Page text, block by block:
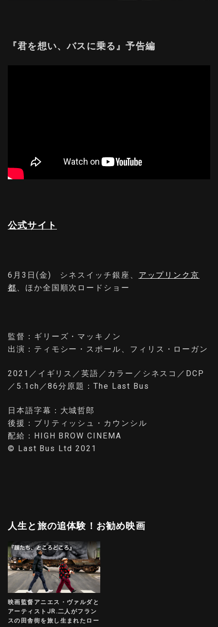
『君を想い、バスに乗る』予告編
公式サイト
6月3日(金) シネスイッチ銀座、 アップリンク京
都
、ほか全国順次ロードショー
監督：ギリーズ・マッキノン
出演：ティモシー・スポール、フィリス・ローガン
2021／イギリス／英語／カラー／シネスコ／DCP
／5.1ch／86分原題：The Last Bus
日本語字幕：大城哲郎
後援：ブリティッシュ・カウンシル
配給：HIGH BROW CINEMA
© Last Bus Ltd 2021
人生と旅の追体験！お勧め映画
映画監督アニエス・ヴァルダと
アーティストJR.二人がフラン
スの田舎街を旅し生まれたロー